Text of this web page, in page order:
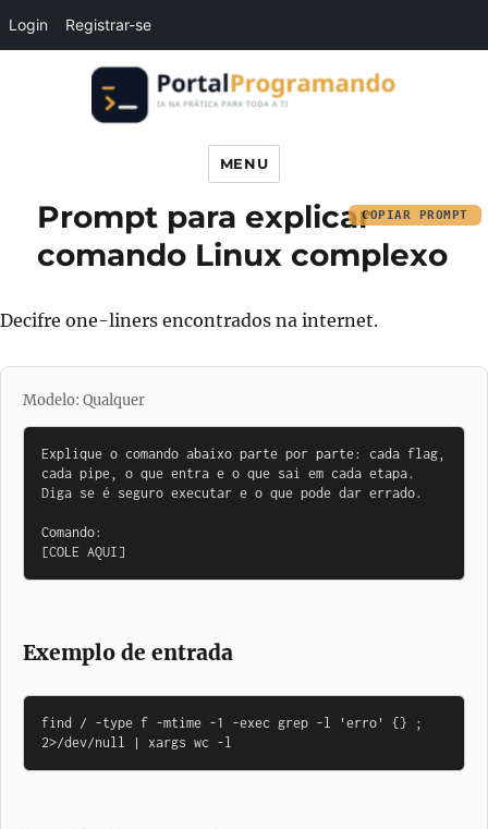
Login Registrar-se
Portal Programando
MENU
Prompt para explicar
comando Linux complexo
Decifre one-liners encontrados na internet.
Modelo: Qualquer
COPIAR PROMPT
Explique o comando abaixo parte por parte: cada flag,
cada pipe, o que entra e o que sai em cada etapa.
Diga se é seguro executar e o que pode dar errado.
Comando:
[COLE AQUI]
Exemplo de entrada
find / -type f -mtime -1 -exec grep -l 'erro' {} ;
2>/dev/null | xargs wc -l